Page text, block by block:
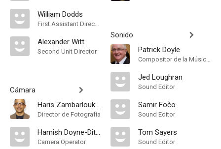
William Dodds
First Assistant Director
Alexander Witt
Second Unit Director
Cámara
Haris Zambarloukos
Director de Fotografía
Hamish Doyne-Ditmas
Camera Operator
Sonido
Patrick Doyle
Compositor de la Música Original, Orquestador
Jed Loughran
Sound Editor
Samir Fočo
Sound Editor
Tom Sayers
Sound Editor